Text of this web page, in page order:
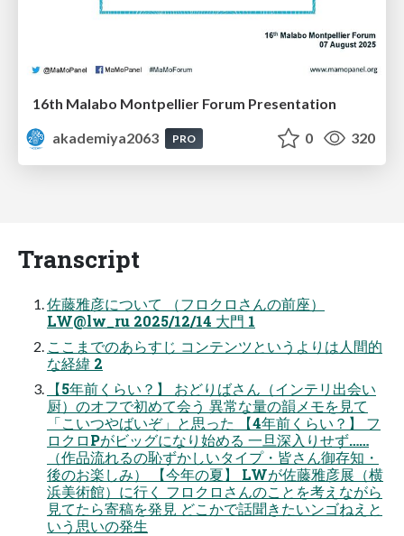
16th Malabo Montpellier Forum Presentation
akademiya2063
PRO 0 320
Transcript
佐藤雅彦について （フロクロさんの前座）
LW@lw_ru 2025/12/14 大門 1
ここまでのあらすじ コンテンツというよりは人間的
な経緯 2
【5年前くらい？】 おどりばさん（インテリ出会い
厨）のオフで初めて会う 異常な量の韻メモを見て
「こいつやばいぞ」と思った 【4年前くらい？】 フ
ロクロPがビッグになり始める 一旦深入りせず……
（作品流れるの恥ずかしいタイプ・皆さん御存知・
後のお楽しみ） 【今年の夏】 LWが佐藤雅彦展（横
浜美術館）に行く フロクロさんのことを考えながら
見てたら寄稿を発見 どこかで話聞きたいンゴねえと
いう思いの発生